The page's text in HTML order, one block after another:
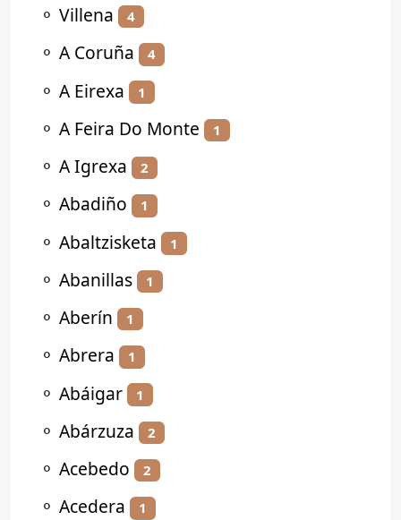
⚬ Villena 4
⚬ A Coruña 4
⚬ A Eirexa 1
⚬ A Feira Do Monte 1
⚬ A Igrexa 2
⚬ Abadiño 1
⚬ Abaltzisketa 1
⚬ Abanillas 1
⚬ Aberín 1
⚬ Abrera 1
⚬ Abáigar 1
⚬ Abárzuza 2
⚬ Acebedo 2
⚬ Acedera 1